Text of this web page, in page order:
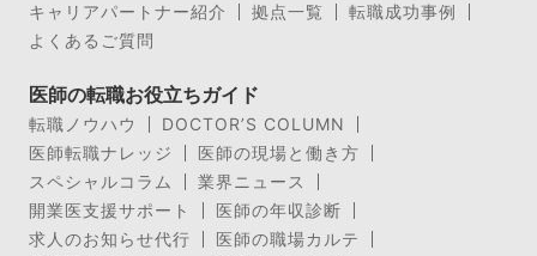
キャリアパートナー紹介
拠点一覧
転職成功事例
よくあるご質問
医師の転職お役立ちガイド
転職ノウハウ
DOCTOR’S COLUMN
医師転職ナレッジ
医師の現場と働き方
スペシャルコラム
業界ニュース
開業医支援サポート
医師の年収診断
求人のお知らせ代行
医師の職場カルテ